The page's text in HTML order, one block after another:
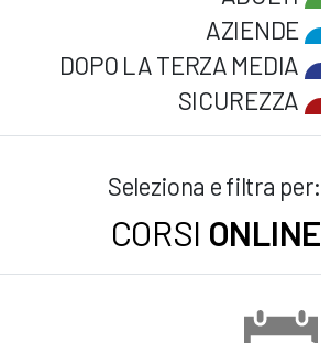
AZIENDE
DOPO LA TERZA MEDIA
SICUREZZA
Seleziona e filtra per:
CORSI ONLINE